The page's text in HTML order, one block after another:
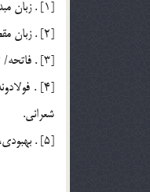
[1] . زبان مبدأ يا Language vaieties زباني است كه مورد توجه قرار مي‌گيرد.
[2] . زبان مقصد يا Language receptor زباني است كه ترجمه به آن زبان انجام مي‌شود.
[3] . فاتحه/ 4.
شعراني.
[5] . بهبودي، ص1؛ جلال الدين فارسي و…